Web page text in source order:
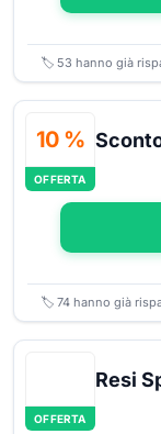
🏷️ 53 hanno già
10 %
OFFERTA
🏷️ 74 hanno già
OFFERTA
Resi